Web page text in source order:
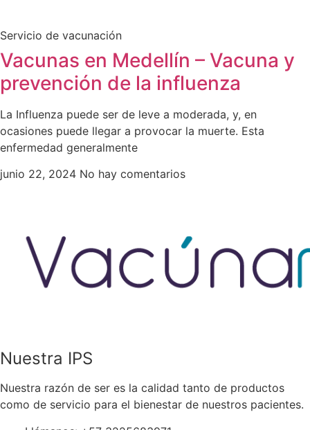
Servicio de vacunación
Vacunas en Medellín – Vacuna y
prevención de la influenza
La Influenza puede ser de leve a moderada, y, en
ocasiones puede llegar a provocar la muerte. Esta
enfermedad generalmente
junio 22, 2024 No hay comentarios
Nuestra IPS
Nuestra razón de ser es la calidad tanto de productos
como de servicio para el bienestar de nuestros pacientes.